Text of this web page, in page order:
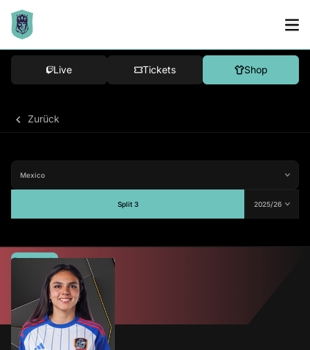
Live Tickets Shop
Zurück
Split 3
Durchschnitt